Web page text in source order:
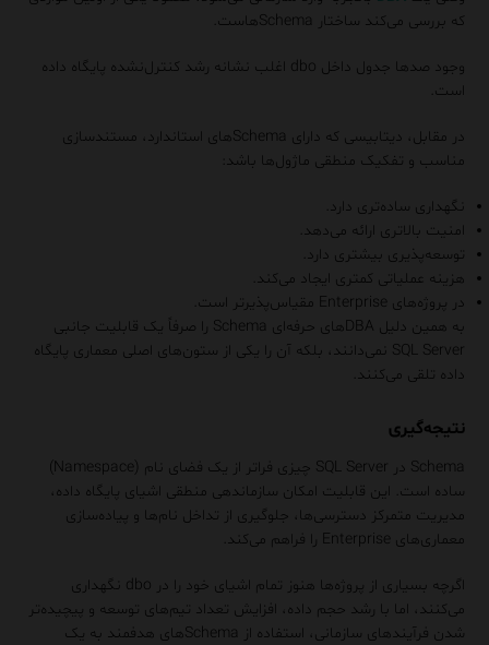
که بررسی می‌کند ساختار Schemaهاست.
وجود صدها جدول داخل dbo اغلب نشانه رشد کنترل‌نشده پایگاه داده
است.
در مقابل، دیتابیسی که دارای Schemaهای استاندارد، مستندسازی
مناسب و تفکیک منطقی ماژول‌ها باشد:
نگهداری ساده‌تری دارد.
امنیت بالاتری ارائه می‌دهد.
توسعه‌پذیری بیشتری دارد.
هزینه عملیاتی کمتری ایجاد می‌کند.
در پروژه‌های Enterprise مقیاس‌پذیرتر است.
به همین دلیل DBAهای حرفه‌ای Schema را صرفاً یک قابلیت جانبی
SQL Server نمی‌دانند، بلکه آن را یکی از ستون‌های اصلی معماری پایگاه
داده تلقی می‌کنند.
نتیجه‌گیری
Schema در SQL Server چیزی فراتر از یک فضای نام (Namespace)
ساده است. این قابلیت امکان سازماندهی منطقی اشیای پایگاه داده،
مدیریت متمرکز دسترسی‌ها، جلوگیری از تداخل نام‌ها و پیاده‌سازی
معماری‌های Enterprise را فراهم می‌کند.
اگرچه بسیاری از پروژه‌ها هنوز تمام اشیای خود را در dbo نگهداری
می‌کنند، اما با رشد حجم داده، افزایش تعداد تیم‌های توسعه و پیچیده‌تر
شدن فرآیندهای سازمانی، استفاده از Schemaهای هدفمند به یک